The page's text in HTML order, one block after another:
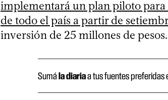
implementará un plan piloto
de todo el país a partir de
inversión de 25 millones de pesos.
Sumála diariaa tus fuentes preferidas